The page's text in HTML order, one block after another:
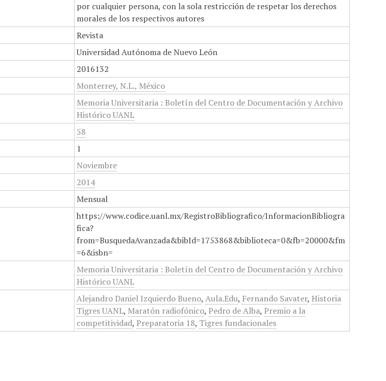
por cualquier persona, con la sola restricción de respetar los derechos
morales de los respectivos autores
Revista
Universidad Autónoma de Nuevo León
2016132
Monterrey, N.L., México
Memoria Universitaria : Boletín del Centro de Documentación y Archivo
Histórico UANL
58
1
Noviembre
2014
Mensual
https://www.codice.uanl.mx/RegistroBibliografico/InformacionBibliogra
fica?
from=BusquedaAvanzada&bibId=1753868&biblioteca=0&fb=20000&fm
=6&isbn=
Memoria Universitaria : Boletín del Centro de Documentación y Archivo
Histórico UANL
Alejandro Daniel Izquierdo Bueno,Aula.Edu, Fernando Savater, Historia
Tigres UANL, Maratón radiofónico, Pedro de Alba, Premio a la
competitividad, Preparatoria 18, Tigres fundacionales